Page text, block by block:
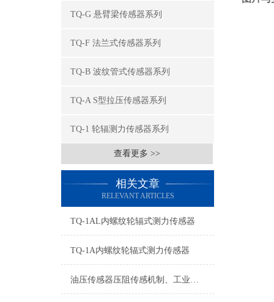
TQ-G 悬臂梁传感器系列
TQ-F 法兰式传感器系列
TQ-B 波纹管式传感器系列
TQ-A S型拉压传感器系列
TQ-1 轮辐测力传感器系列
查看更多 >>
相关文章
RELEVANT ARTICLES
TQ-1AL内螺纹轮辐式测力传感器
TQ-1A内螺纹轮辐式测力传感器
油压传感器压阻传感机制、工业工况适配与标准化运维管理